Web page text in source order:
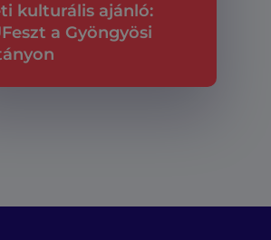
kulturális ajánló:
a Gyöngyösi